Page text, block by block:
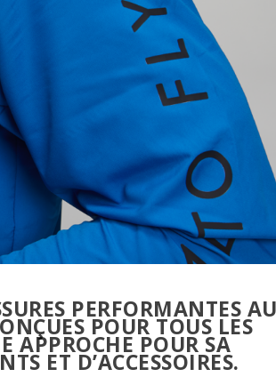
PERFORMANTES
POUR TOUS LES
APPROCHE POUR SA
ET D’ACCESSOIRES.